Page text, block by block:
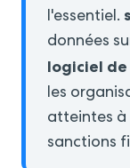
l'essentiel.
données
logiciel
les
atteintes à
sanctions